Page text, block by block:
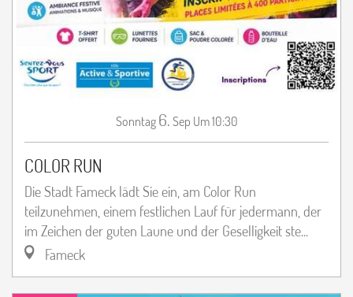
Sonntag 6. Sep Um 10:30
COLOR RUN
Die Stadt Fameck lädt Sie ein, am Color Run
teilzunehmen, einem festlichen Lauf für jedermann, der
im Zeichen der guten Laune und der Geselligkeit ste...
Fameck